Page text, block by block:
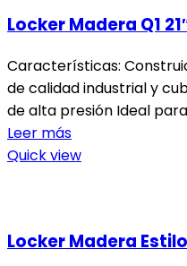
Locker Madera Q1
Características:
de calidad industrial y
de alta presión Ideal
Leer más
Quick view
Locker Madera Estilo